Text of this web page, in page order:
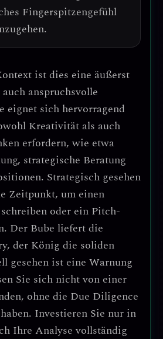
Fingerspitzengefühl
ist dies eine äußerst
anspruchsvolle
eignet sich hervorragend
Kreativität als auch
erfordern, wie etwa
strategische Beratung
Strategisch gesehen
Zeitpunkt, um einen
oder ein Pitch-
Der Bube liefert die
der König die soliden
gesehen ist eine Warnung
Sie sich nicht von einer
ohne die Due Diligence
Investieren Sie nur in
Ihre Analyse vollständig